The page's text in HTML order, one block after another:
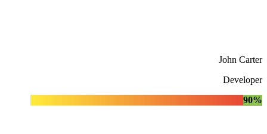
John Carter
Developer
90%